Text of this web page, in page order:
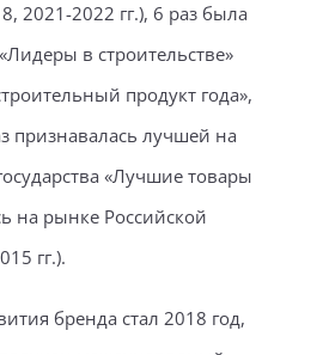
2021-2022 гг.), 6 раз была
в строительстве»
продукт года»,
признавалась лучшей на
«Лучшие товары
на рынке Российской
гг.).
бренда стал 2018 год,